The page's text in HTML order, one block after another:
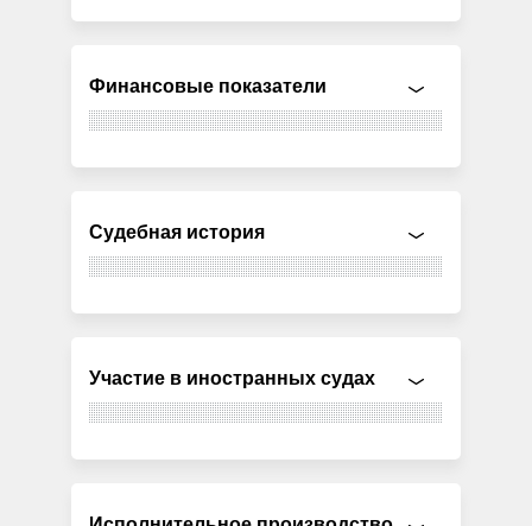
Финансовые показатели
Судебная история
Участие в иностранных судах